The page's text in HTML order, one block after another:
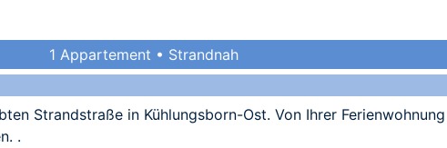
1 Appartement • Strandnah
Strandstraße in Kühlungsborn-Ost. Von Ihrer
.